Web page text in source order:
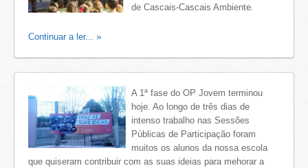
de Cascais-Cascais Ambiente.
Continuar a ler...
A 1ª fase do OP Jovem terminou
hoje. Ao longo de três dias de
intenso trabalho nas Sessões
Públicas de Participação foram
muitos os alunos da nossa escola
que quiseram contribuir com as suas ideias para mehorar a